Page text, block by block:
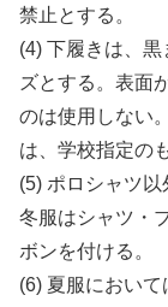
禁止とする。
(4) 下履きは、
ズとする。表面
のは使用しない
は、学校指定の
(5) ポロシャツ以
冬服はシャツ・
ボンを付ける。
(6) 夏服において